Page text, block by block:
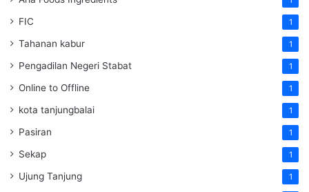
FIC 1
Tahanan kabur 1
Pengadilan Negeri Stabat 1
Online to Offline 1
kota tanjungbalai 1
Pasiran 1
Sekap 1
Ujung Tanjung 1